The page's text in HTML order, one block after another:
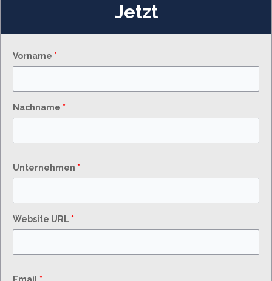
Jetzt
Vorname *
Nachname *
Unternehmen *
Website URL *
Email *